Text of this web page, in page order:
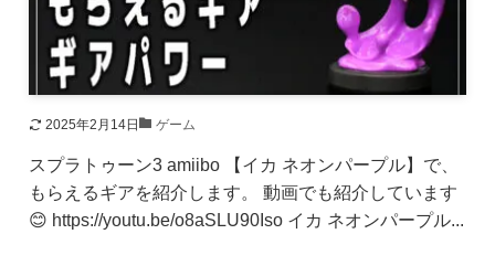
2025年2月14日 ゲーム
スプラトゥーン3 amiibo 【イカ ネオンパープル】で、
もらえるギアを紹介します。 動画でも紹介しています
😊 https://youtu.be/o8aSLU90Iso イカ ネオンパープル...